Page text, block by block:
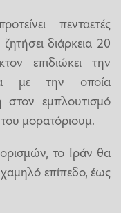
πενταετές
διάρκεια 20
επιδιώκει την
με την οποία
στον εμπλουτισμό
μορατόριουμ.
το Ιράν θα
επίπεδο, έως